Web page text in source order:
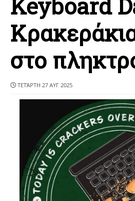
στο
ΤΕΤΆΡΤΗ 27 ΑΥΓ 2025